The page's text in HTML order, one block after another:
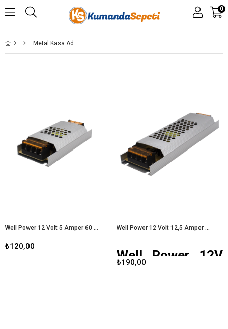
0
Metal Kasa Adaptörler
Well Power 12 Volt 5 Amper 60 Watt Ultra Slim Led Metal Kasa Adaptör
₺120,00
Well Power 12 Volt 12,5 Amper 150 Watt Ultra Slim Led Metal Kasa Adaptör
Well Power 12V
12,5A Ultra Slim
₺190,00